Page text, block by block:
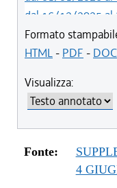
dal 16/12/2025
dal 05/06/2025 al
Formato
HTML- PDF - DOC
Visualizza:
Fonte:
4